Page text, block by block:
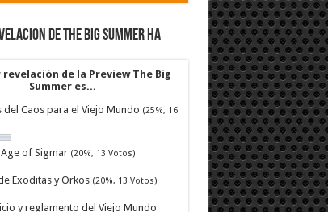
de The Big Summer ha
revelación de la Preview The Big
Summer es...
del Caos para el Viejo Mundo (25%, 16
of Sigmar (20%, 13 Votos)
Exoditas y Orkos (20%, 13 Votos)
y reglamento del Viejo Mundo